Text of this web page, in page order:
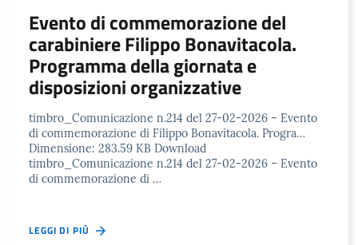
Evento di commemorazione del
carabiniere Filippo Bonavitacola.
Programma della giornata e
disposizioni organizzative
timbro_Comunicazione n.214 del 27-02-2026 – Evento
di commemorazione di Filippo Bonavitacola. Progra…
Dimensione: 283.59 KB Download
timbro_Comunicazione n.214 del 27-02-2026 – Evento
di commemorazione di …
LEGGI DI PIÙ